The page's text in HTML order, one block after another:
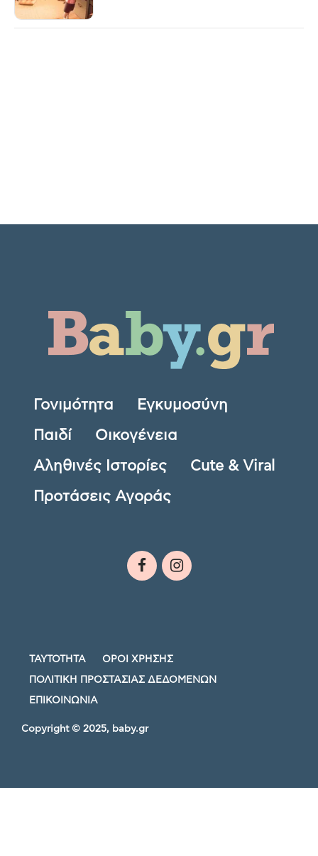
Γονιμότητα Εγκυμοσύνη
Παιδί Οικογένεια
Αληθινές Ιστορίες Cute & Viral
Προτάσεις Αγοράς
ΤΑΥΤΟΤΗΤΑ ΟΡΟΙ ΧΡΗΣΗΣ
ΠΟΛΙΤΙΚΗ ΠΡΟΣΤΑΣΙΑΣ ΔΕΔΟΜΕΝΩΝ
ΕΠΙΚΟΙΝΩΝΙΑ
Copyright © 2025, baby.gr